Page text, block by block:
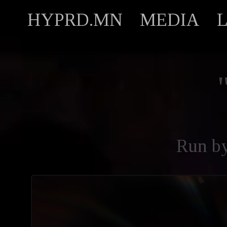
HYPRD.MN MEDIA
Run